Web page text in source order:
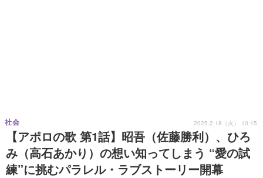
【アポロの歌 第1話】昭吾（佐藤勝利）、ひろ
み（高石あかり）の想い知ってしまう “愛の試
練”に挑むパラレル・ラブストーリー開幕
社会 2025.2.18（火） 10:15